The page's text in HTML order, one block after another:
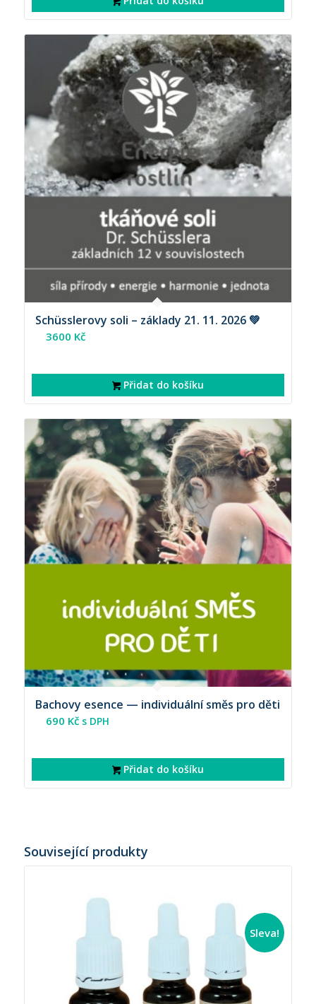
Schüsslerovy soli – základy 21. 11. 2026 💚
3600 Kč
Přidat do košíku
Bachovy esence — individuální směs pro děti
690 Kč s DPH
Přidat do košíku
Související produkty
Sleva!